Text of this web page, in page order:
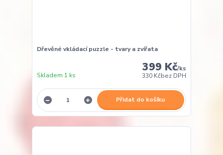
Dřevěné vkládací puzzle - tvary a zvířata
399 Kč/ks
330 Kčbez DPH
Skladem 1 ks
Přidat do košíku